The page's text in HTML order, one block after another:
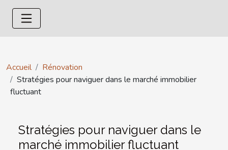
Accueil
Rénovation
Stratégies pour naviguer dans le marché immobilier
fluctuant
Stratégies pour naviguer dans le
marché immobilier fluctuant